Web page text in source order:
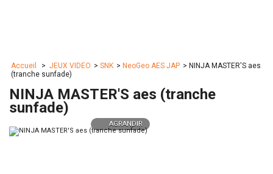
Accueil > JEUX VIDEO > SNK > NeoGeo AES JAP > NINJA MASTER'S aes
(tranche sunfade)
NINJA MASTER'S aes (tranche
sunfade)
AGRANDIR